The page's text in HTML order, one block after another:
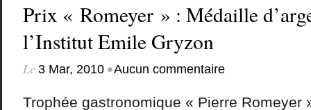
Prix « Romeyer » : Médaille
l’Institut Emile Gryzon
Le 3 Mar, 2010 •Aucun commentaire
Trophée gastronomique « Pierre Romeyer